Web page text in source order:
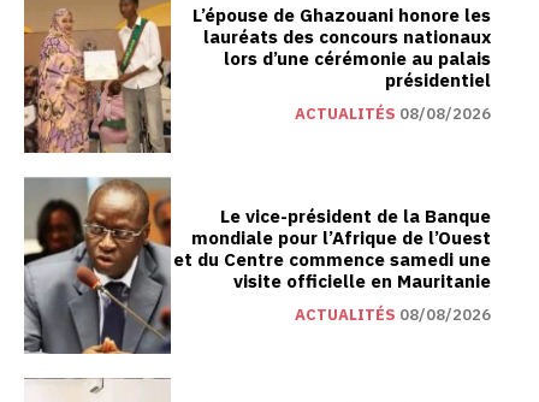
L’épouse de Ghazouani honore les
lauréats des concours nationaux
lors d’une cérémonie au palais
présidentiel
ACTUALITÉS 08/08/2026
Le vice-président de la Banque
mondiale pour l’Afrique de l’Ouest
et du Centre commence samedi une
visite officielle en Mauritanie
ACTUALITÉS 08/08/2026